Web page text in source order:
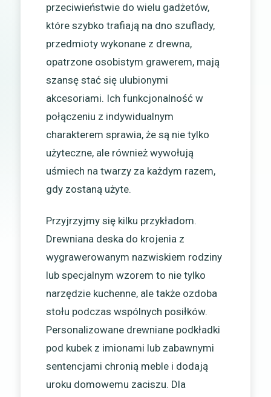
przeciwieństwie do wielu gadżetów,
które szybko trafiają na dno szuflady,
przedmioty wykonane z drewna,
opatrzone osobistym grawerem, mają
szansę stać się ulubionymi
akcesoriami. Ich funkcjonalność w
połączeniu z indywidualnym
charakterem sprawia, że są nie tylko
użyteczne, ale również wywołują
uśmiech na twarzy za każdym razem,
gdy zostaną użyte.
Przyjrzyjmy się kilku przykładom.
Drewniana deska do krojenia z
wygrawerowanym nazwiskiem rodziny
lub specjalnym wzorem to nie tylko
narzędzie kuchenne, ale także ozdoba
stołu podczas wspólnych posiłków.
Personalizowane drewniane podkładki
pod kubek z imionami lub zabawnymi
sentencjami chronią meble i dodają
uroku domowemu zaciszu. Dla